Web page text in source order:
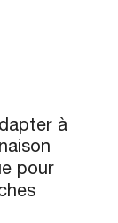
à
pour